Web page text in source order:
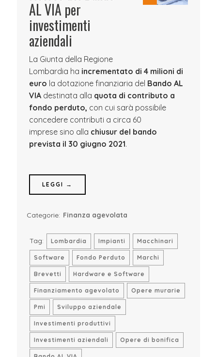
AL VIA per
investimenti
aziendali
La Giunta della Regione
Lombardia ha incrementato di 4 milioni di
euro la dotazione finanziaria del Bando AL
VIA destinata alla quota di contributo a
fondo perduto, con cui sarà possibile
concedere contributi a circa 60
imprese sino alla chiusur del bando
prevista il 30 giugno 2021.
LEGGI →
Categorie: Finanza agevolata
Tag: Lombardia Impianti Macchinari
Software Fondo Perduto Marchi
Brevetti Hardware e Software
Finanziamento agevolato Opere murarie
Pmi Sviluppo aziendale
Investimenti produttivi
Investimenti aziendali Opere di bonifica